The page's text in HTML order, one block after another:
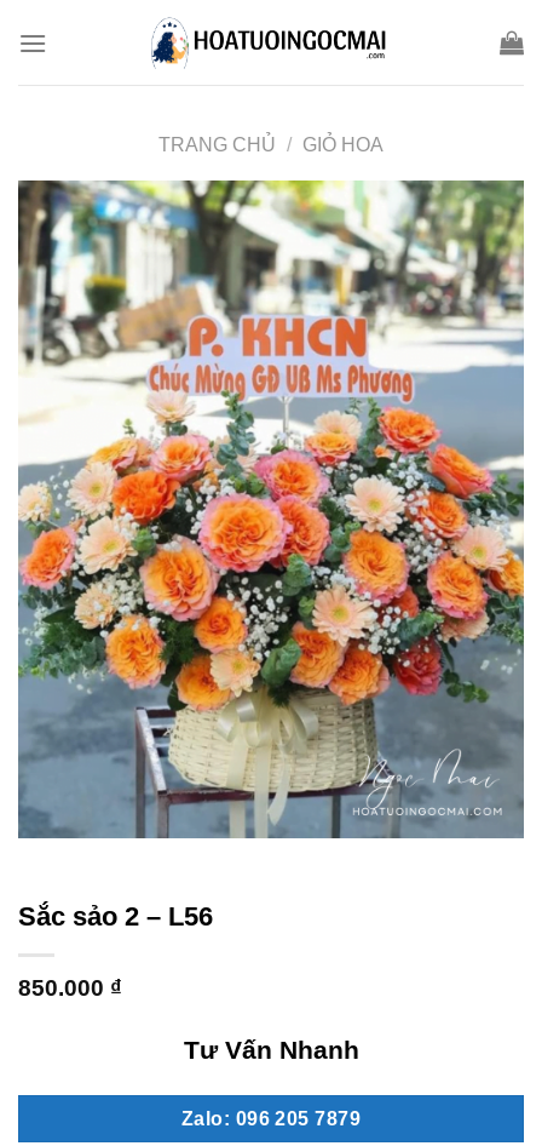
TRANG CHỦ / GIỎ HOA
Sắc sảo 2 – L56
850.000 ₫
Tư Vấn Nhanh
Zalo: 096 205 7879